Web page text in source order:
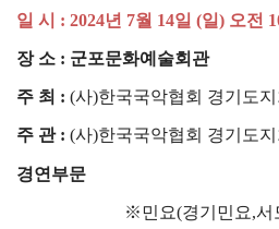
일 시 : 2024년 7월 14일 (일) 오전
장 소 : 군포문화예술회관
주 최 : (사)한국국악협회 경기도지
주 관 : (사)한국국악협회 경기도지
경연부문
※민요(경기민요,서